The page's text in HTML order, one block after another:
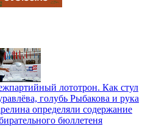
лототрон. Как стул
голубь Рыбакова и рука
определяли содержание
бюллетеня